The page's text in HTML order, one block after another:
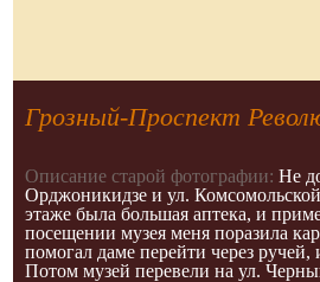
Грозный-Проспект
Описание старой фотографии: Не
Орджоникидзе и ул.
этаже была большая аптека, и
посещении музея меня поразила
помогал даме перейти через
Потом музей перевели на ул.